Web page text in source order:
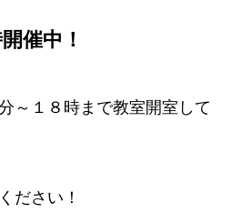
催中！
～１８時まで教室開室して
ださい！